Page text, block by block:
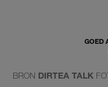
GOED
BRON DIRTEA TALK